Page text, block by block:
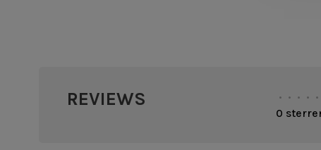
REVIEWS • • • • •
0